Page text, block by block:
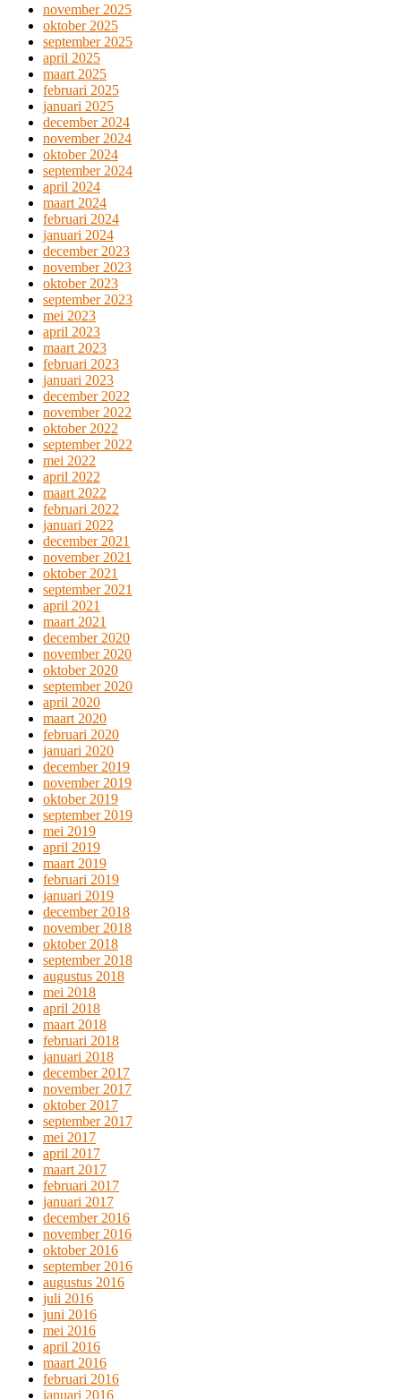
november 2025
oktober 2025
september 2025
april 2025
maart 2025
februari 2025
januari 2025
december 2024
november 2024
oktober 2024
september 2024
april 2024
maart 2024
februari 2024
januari 2024
december 2023
november 2023
oktober 2023
september 2023
mei 2023
april 2023
maart 2023
februari 2023
januari 2023
december 2022
november 2022
oktober 2022
september 2022
mei 2022
april 2022
maart 2022
februari 2022
januari 2022
december 2021
november 2021
oktober 2021
september 2021
april 2021
maart 2021
december 2020
november 2020
oktober 2020
september 2020
april 2020
maart 2020
februari 2020
januari 2020
december 2019
november 2019
oktober 2019
september 2019
mei 2019
april 2019
maart 2019
februari 2019
januari 2019
december 2018
november 2018
oktober 2018
september 2018
augustus 2018
mei 2018
april 2018
maart 2018
februari 2018
januari 2018
december 2017
november 2017
oktober 2017
september 2017
mei 2017
april 2017
maart 2017
februari 2017
januari 2017
december 2016
november 2016
oktober 2016
september 2016
augustus 2016
juli 2016
juni 2016
mei 2016
april 2016
maart 2016
februari 2016
januari 2016